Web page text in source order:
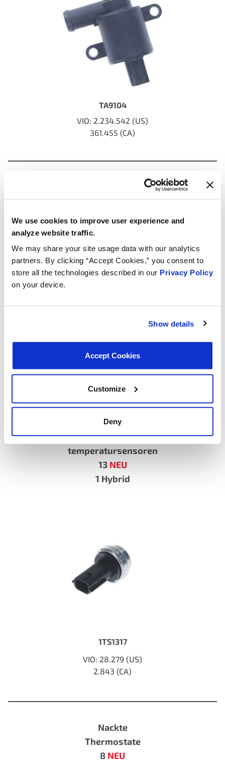
We use cookies to improve user experience and
analyze website traffic.
We may share your site usage data with our analytics
partners. By clicking “Accept Cookies,” you consent to
store all the technologies described in our Privacy Policy
on your device.
Show details
Accept Cookies
Customize
Deny
TA9104
VIO: 2.234.542 (US)
361.455 (CA)
4 Hybrid – 1 BEV
CH3099
VIO: 1.118.318 (US)
72.297 (CA)
Kühlmittel
temperatursensoren
13 NEU
1 Hybrid
1TS1317
VIO: 28.279 (US)
2.843 (CA)
Nackte
Thermostate
8 NEU